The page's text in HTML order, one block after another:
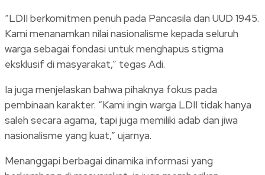
“LDII berkomitmen penuh pada Pancasila dan UUD 1945.
Kami menanamkan nilai nasionalisme kepada seluruh
warga sebagai fondasi untuk menghapus stigma
eksklusif di masyarakat,” tegas Adi.
Ia juga menjelaskan bahwa pihaknya fokus pada
pembinaan karakter. “Kami ingin warga LDII tidak hanya
saleh secara agama, tapi juga memiliki adab dan jiwa
nasionalisme yang kuat,” ujarnya.
Menanggapi berbagai dinamika informasi yang